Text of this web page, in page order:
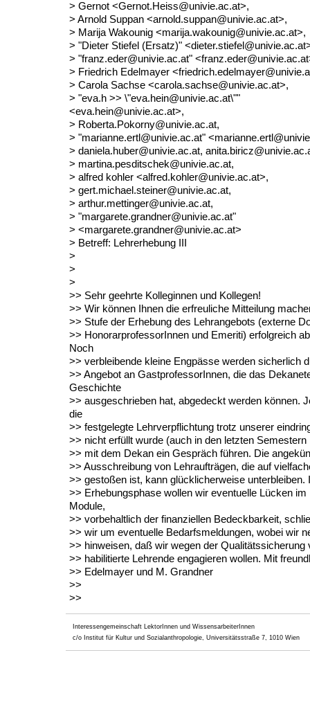
> Gernot <Gernot.Heiss@univie.ac.at>,
> Arnold Suppan <arnold.suppan@univie.ac.at>,
> Marija Wakounig <marija.wakounig@univie.ac.at>,
> "Dieter Stiefel (Ersatz)"
> "franz.eder@univie.ac.at"
> Friedrich Edelmayer
> Carola Sachse <carola.sachse@univie.ac.at>,
> "eva.h >> \"eva.hein@univie.ac.at\""
<eva.hein@univie.ac.at>,
> Roberta.Pokorny@univie.ac.at,
> "marianne.ertl@univie.ac.at"
> daniela.huber@univie.ac.at,
> martina.pesditschek@univie.ac.at,
> alfred kohler <alfred.kohler@univie.ac.at>,
> gert.michael.steiner@univie.ac.at,
> arthur.mettinger@univie.ac.at,
> "margarete.grandner@univie.ac.at"
> <margarete.grandner@univie.ac.at>
> Betreff: Lehrerhebung III
>
>
>
>> Sehr geehrte Kolleginnen und Kollegen!
>> Wir können Ihnen die erfreuliche Mitteilung
>> Stufe der Erhebung des Lehrangebots (externe
>> HonorarprofessorInnen und Emeriti) erfolgreich
Noch
>> verbleibende kleine Engpässe werden sicherlich
>> Angebot an GastprofessorInnen, die das
Geschichte
>> ausgeschrieben hat, abgedeckt werden können.
die
>> festgelegte Lehrverpflichtung trotz unserer
>> nicht erfüllt wurde (auch in den letzten
>> mit dem Dekan ein Gespräch führen. Die
>> Ausschreibung von Lehraufträgen, die auf
>> gestoßen ist, kann glücklicherweise unterbleiben.
>> Erhebungsphase wollen wir eventuelle Lücken im
Module,
>> vorbehaltlich der finanziellen Bedeckbarkeit,
>> wir um eventuelle Bedarfsmeldungen, wobei wir
>> hinweisen, daß wir wegen der Qualitätssicherung
>> habilitierte Lehrende engagieren wollen. Mit
>> Edelmayer und M. Grandner
>>
>>
Interessengemeinschaft LektorInnen und WissensarbeiterInnen
c/o Institut für Kultur und Sozialanthropologie, Universitätsstraße 7, 1010 Wien